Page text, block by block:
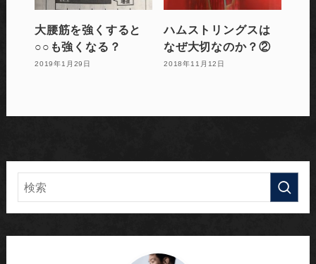
大腰筋を強くすると
○○も強くなる？
2019年1月29日
ハムストリングスは
なぜ大切なのか？②
2018年11月12日